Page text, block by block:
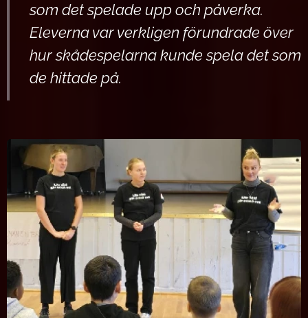
som det spelade upp och påverka.
Eleverna var verkligen förundrade över
hur skådespelarna kunde spela det som
de hittade på.